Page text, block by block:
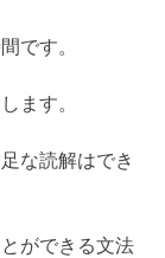
です。
ます。
な読解はでき
ができる文法